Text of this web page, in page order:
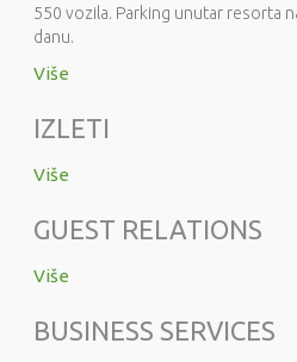
550 vozila. Parking unutar resorta
danu.
Više
IZLETI
Više
GUEST RELATIONS
Više
BUSINESS SERVICES